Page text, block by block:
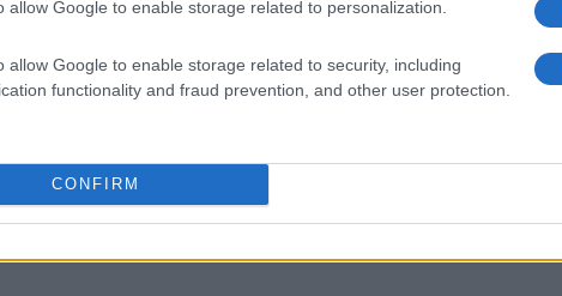
allow Google to enable storage related to personalization.
allow Google to enable storage related to security, including
functionality and fraud prevention, and other user protection.
CONFIRM
del mundo. A medida que las cifras
EE.UU. y China, que ha caído a su nivel
¿qué papel jugará México en este